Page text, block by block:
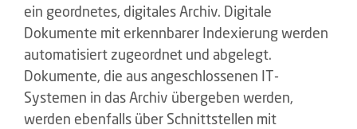
ein geordnetes, digitales Archiv. Digitale
Dokumente mit erkennbarer Indexierung werden
automatisiert zugeordnet und abgelegt.
Dokumente, die aus angeschlossenen IT-
Systemen in das Archiv übergeben werden,
werden ebenfalls über Schnittstellen mit